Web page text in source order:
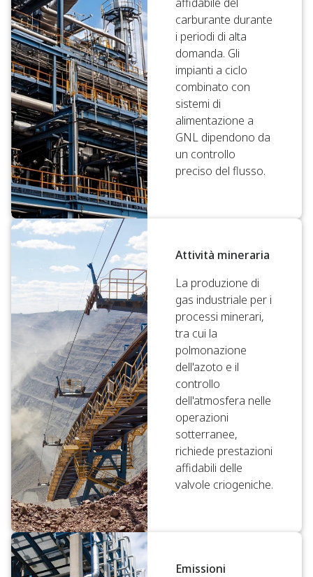
carburante durante
i periodi di alta
domanda. Gli
impianti a ciclo
combinato con
sistemi di
alimentazione a
GNL dipendono da
un controllo
preciso del flusso.
Attività mineraria
La produzione di
gas industriale per i
processi minerari,
tra cui la
polmonazione
dell'azoto e il
controllo
dell'atmosfera nelle
operazioni
sotterranee,
richiede prestazioni
affidabili delle
valvole criogeniche.
Emissioni